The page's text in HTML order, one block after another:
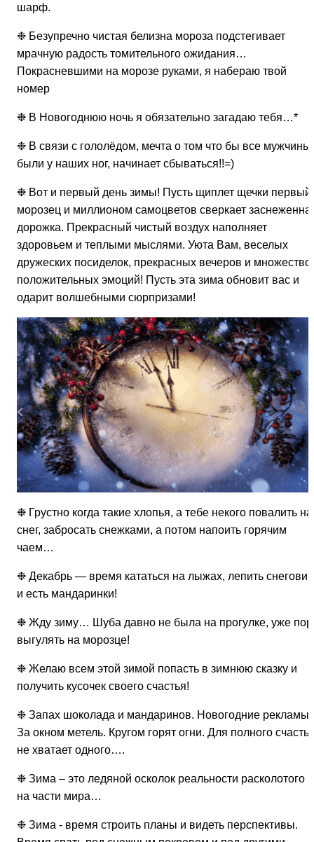
шарф.
❉ Безупречно чистая белизна мороза подстегивает
мрачную радость томительного ожидания…
Покрасневшими на морозе руками, я набераю твой
номер
❉ В Новогоднюю ночь я обязательно загадаю тебя…*
❉ В связи с гололёдом, мечта о том что бы все мужчины
были у наших ног, начинает сбываться!!=)
❉ Вот и первый день зимы! Пусть щиплет щечки первый
морозец и миллионом самоцветов сверкает
дорожка. Прекрасный чистый воздух наполняет
здоровьем и теплыми мыслями. Уюта Вам, веселых
дружеских посиделок, прекрасных вечеров и множество
положительных эмоций! Пусть эта зима обновит вас и
одарит волшебными сюрпризами!
❉ Грустно когда такие хлопья, а тебе некого повалить на
снег, забросать снежками, а потом напоить горячим
чаем…
❉ Декабрь — время кататься на лыжах, лепить
и есть мандаринки!
❉ Жду зиму… Шуба давно не была на прогулке, уже
выгулять на морозце!
❉ Желаю всем этой зимой попасть в зимнюю сказку и
получить кусочек своего счастья!
❉ Запах шоколада и мандаринов. Новогодние рекламы.
За окном метель. Кругом горят огни. Для полного
не хватает одного….
❉ Зима – это ледяной осколок реальности расколотого
на части мира…
❉ Зима - время строить планы и видеть перспективы.